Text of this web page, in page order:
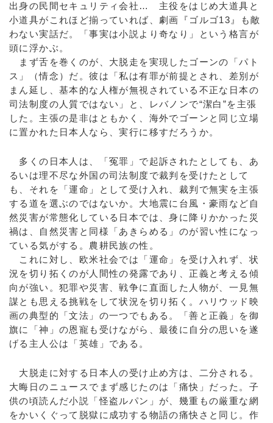
出身の民間セキュリティ会社… 主役をはじめ大道具と
小道具がこれほど揃っていれば、劇画『ゴルゴ13』も敵
わない実話だ。「事実は小説より奇なり」という格言が
頭に浮かぶ。
まず舌を巻くのが、大脱走を実現したゴーンの「パト
ス」（情念）だ。彼は「私は有罪が前提とされ、差別が
まん延し、基本的な人権が無視されている不正な日本の
司法制度の人質ではない」と、レバノンで“潔白”を主張
した。主張の是非はともかく、海外でゴーンと同じ立場
に置かれた日本人なら、実行に移すだろうか。
多くの日本人は、「冤罪」で起訴されたとしても、あ
るいは理不尽な外国の司法制度で裁判を受けたとして
も、それを「運命」として受け入れ、裁判で無実を主張
する道を選ぶのではないか。大地震に台風・豪雨など自
然災害が常態化している日本では、身に降りかかった災
禍は、自然災害と同様「あきらめる」のが習い性になっ
ている気がする。農耕民族の性。
これに対し、欧米社会では「運命」を受け入れず、状
況を切り拓くのが人間性の発露であり、正義と考える傾
向が強い。犯罪や災害、戦争に直面した人物が、一見無
謀とも思える挑戦をして状況を切り拓く。ハリウッド映
画の典型的「文法」の一つでもある。「善と正義」を御
旗に「神」の恩寵も受けながら、最後に自分の思いを遂
げる主人公は「英雄」である。
大脱走に対する日本人の受け止め方は、二分される。
大晦日のニュースでまず感じたのは「痛快」だった。子
供の頃読んだ小説「怪盗ルパン」が、幾重もの厳重な網
をかいくぐって脱獄に成功する物語の痛快さと同じ。作